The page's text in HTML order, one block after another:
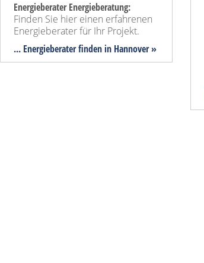
Energieberater Energieberatung:
Finden Sie hier einen erfahrenen
Energieberater für Ihr Projekt.
... Energieberater finden in Hannover »